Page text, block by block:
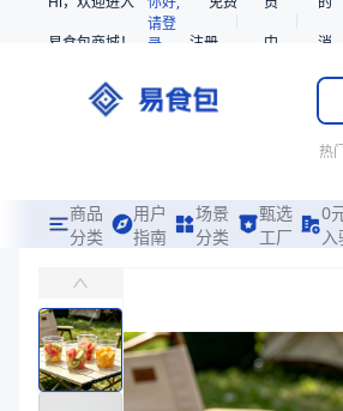
易食包商城！
请登
录
注册
中
消
息
热
商品
分类
用户
指南
场景
分类
甄选
工厂
0
入
易食包（EPAK）专注于PET果切杯117口径
价格：￥0.41 ~ ￥0.42
商品参数
商品分类
水果杯